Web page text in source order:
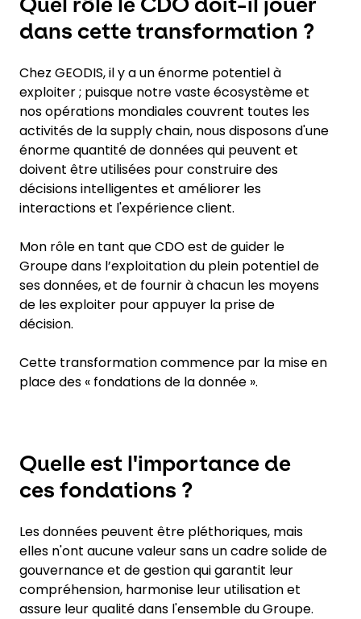
dans cette transformation ?
Chez GEODIS, il y a un énorme potentiel à
exploiter ; puisque notre vaste écosystème et
nos opérations mondiales couvrent toutes les
activités de la supply chain, nous disposons d'une
énorme quantité de données qui peuvent et
doivent être utilisées pour construire des
décisions intelligentes et améliorer les
interactions et l'expérience client.
Mon rôle en tant que CDO est de guider le
Groupe dans l’exploitation du plein potentiel de
ses données, et de fournir à chacun les moyens
de les exploiter pour appuyer la prise de
décision.
Cette transformation commence par la mise en
place des « fondations de la donnée ».
Quelle est l'importance de
ces fondations ?
Les données peuvent être pléthoriques, mais
elles n'ont aucune valeur sans un cadre solide de
gouvernance et de gestion qui garantit leur
compréhension, harmonise leur utilisation et
assure leur qualité dans l'ensemble du Groupe.